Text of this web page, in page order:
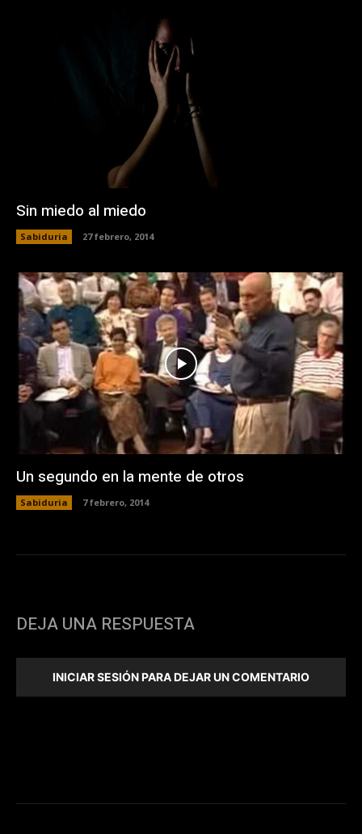
Sin miedo al miedo
Sabiduria 27 febrero, 2014
Un segundo en la mente de otros
Sabiduria 7 febrero, 2014
DEJA UNA RESPUESTA
INICIAR SESIÓN PARA DEJAR UN COMENTARIO